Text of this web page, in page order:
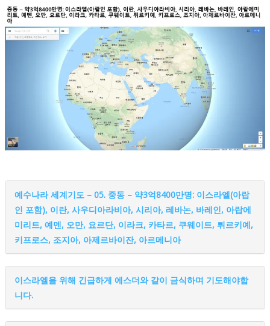
예수나라 세계기도 – 05. 중동 – 약3억8400만명: 이스라엘(아랍
인 포함), 이란, 사우디아라비아, 시리아, 레바논, 바레인, 아랍에
미리트, 예멘, 오만, 요르단, 이라크, 카타르, 쿠웨이트, 튀르키예,
키프로스, 조지아, 아제르바이잔, 아르메니아
이스라엘을 위해 긴급하게 에스더와 같이 금식하며 기도해야합
니다.